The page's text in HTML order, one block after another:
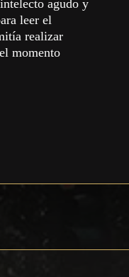
agudo y
leer el
realizar
momento